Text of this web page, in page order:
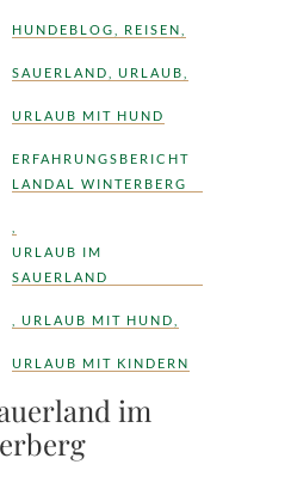
HUNDEBLOG REISEN
SAUERLAND URLAUB
URLAUB MIT HUND
ERFAHRUNGSBERICHT
LANDAL WINTERBERG
URLAUB IM
SAUERLAND
URLAUB MIT HUND
URLAUB MIT KINDERN
im